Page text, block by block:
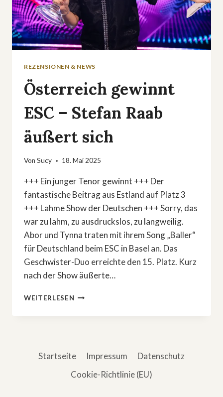
REZENSIONEN & NEWS
Österreich gewinnt
ESC – Stefan Raab
äußert sich
Von Sucy 18. Mai 2025
+++ Ein junger Tenor gewinnt +++ Der
fantastische Beitrag aus Estland auf Platz 3
+++ Lahme Show der Deutschen +++ Sorry, das
war zu lahm, zu ausdruckslos, zu langweilig.
Abor und Tynna traten mit ihrem Song „Baller“
für Deutschland beim ESC in Basel an. Das
Geschwister-Duo erreichte den 15. Platz. Kurz
nach der Show äußerte…
WEITERLESEN ÖSTERREICH
ESC
ÄUSSERT S
Startseite Impressum
Datenschutz
Cookie-Richtlinie (EU)